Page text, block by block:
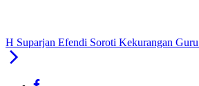
H Suparjan Efendi Soroti Kekurangan